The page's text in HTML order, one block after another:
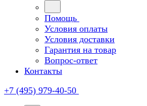
Помощь
Условия оплаты
Условия доставки
Гарантия на товар
Вопрос-ответ
Контакты
+7 (495) 979-40-50